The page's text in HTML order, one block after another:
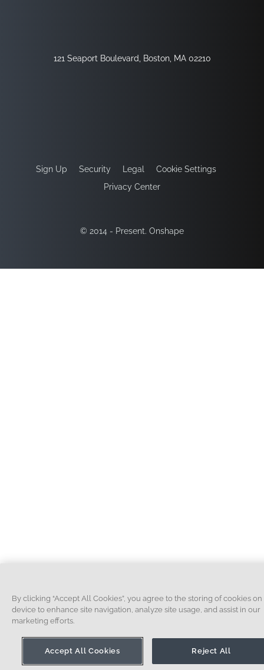
121 Seaport Boulevard, Boston, MA 02210
© 2014 - Present. Onshape
Sign Up Security Legal
Cookie Settings
Privacy Center
By clicking “Accept All Cookies”, you agree to the storing of cookies
device to enhance site navigation, analyze site usage, and assist in our
marketing efforts.
Accept All Cookies Reject All